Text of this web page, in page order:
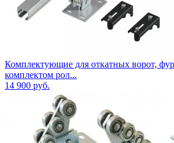
Комплектующие для откатных ворот,
комплектом рол...
14 900 руб.